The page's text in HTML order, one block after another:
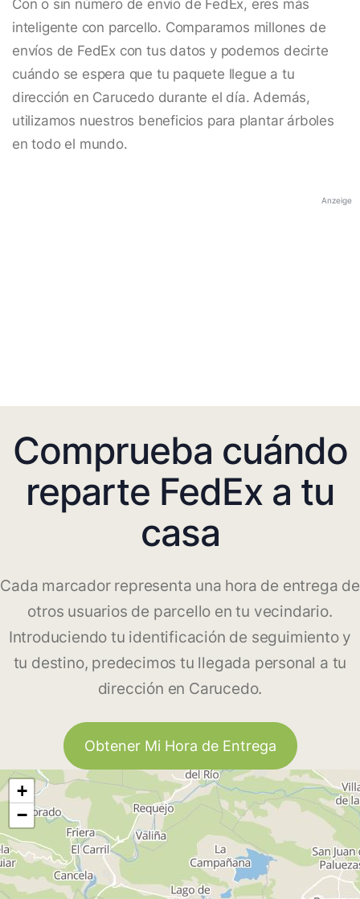
Con o sin número de envío de FedEx, eres más
inteligente con parcello. Comparamos millones de
envíos de FedEx con tus datos y podemos decirte
cuándo se espera que tu paquete llegue a tu
dirección en Carucedo durante el día. Además,
utilizamos nuestros beneficios para plantar árboles
en todo el mundo.
Anzeige
Comprueba cuándo
reparte FedEx a tu
casa
Cada marcador representa una hora de entrega de
otros usuarios de parcello en tu vecindario.
Introduciendo tu identificación de seguimiento y
tu destino, predecimos tu llegada personal a tu
dirección en Carucedo.
Obtener Mi Hora de Entrega
+
−